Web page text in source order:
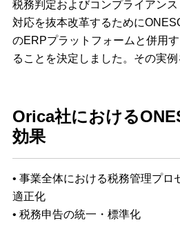
税務判定およびコンプライアンス
対応を抜本改革するために
のERPプラットフォームと併用す
ることを決定しました。その実例
Orica社における
効果
• 事業全体における税務管理プロ
適正化
• 税務申告の統一・標準化